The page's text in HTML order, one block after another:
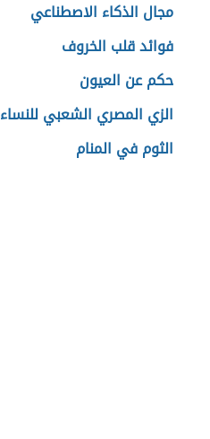
مجال الذكاء الاصطناعي
فوائد قلب الخروف
حكم عن العيون
الزي المصري الشعبي للنساء
الثوم في المنام